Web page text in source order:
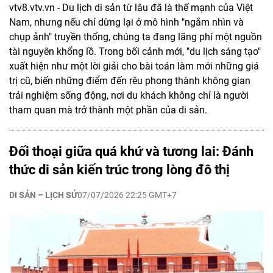
vtv8.vtv.vn - Du lịch di sản từ lâu đã là thế mạnh của Việt
Nam, nhưng nếu chỉ dừng lại ở mô hình "ngắm nhìn và
chụp ảnh" truyền thống, chúng ta đang lãng phí một nguồn
tài nguyên khổng lồ. Trong bối cảnh mới, "du lịch sáng tạo"
xuất hiện như một lời giải cho bài toán làm mới những giá
trị cũ, biến những điểm đến rêu phong thành không gian
trải nghiệm sống động, nơi du khách không chỉ là người
tham quan mà trở thành một phần của di sản.
Đối thoại giữa quá khứ và tương lai: Đánh
thức di sản kiến trúc trong lòng đô thị
DI SẢN – LỊCH SỬ07/07/2026 22:25 GMT+7